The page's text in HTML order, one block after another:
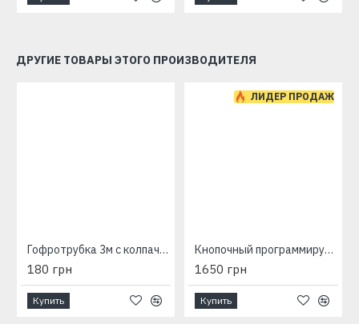
ДРУГИЕ ТОВАРЫ ЭТОГО ПРОИЗВОДИТЕЛЯ
Гофротрубка 3м с колпачком
180 грн
Купить
ЛИДЕР ПРОДАЖ
Кнопочный программируемый терморегулятор M-6.716
1650 грн
Купить